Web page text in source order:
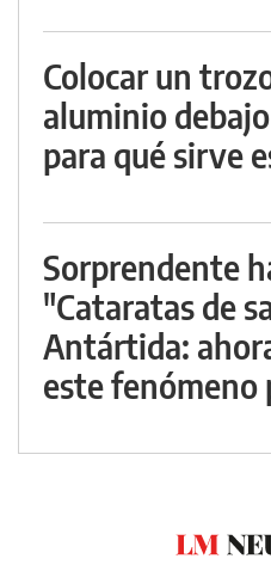
Colocar un
aluminio
para qué sirve
Sorprendente
"Cataratas de
Antártida:
este